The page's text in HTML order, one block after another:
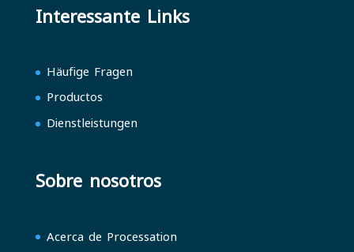
Interessante Links
Häufige Fragen
Productos
Dienstleistungen
Sobre nosotros
Acerca de Processation